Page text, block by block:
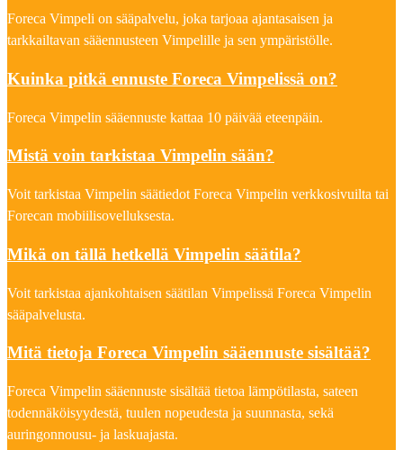
Foreca Vimpeli on sääpalvelu, joka tarjoaa ajantasaisen ja
tarkkailtavan sääennusteen Vimpelille ja sen ympäristölle.
Kuinka pitkä ennuste Foreca Vimpelissä on?
Foreca Vimpelin sääennuste kattaa 10 päivää eteenpäin.
Mistä voin tarkistaa Vimpelin sään?
Voit tarkistaa Vimpelin säätiedot Foreca Vimpelin verkkosivuilta tai
Forecan mobiilisovelluksesta.
Mikä on tällä hetkellä Vimpelin säätila?
Voit tarkistaa ajankohtaisen säätilan Vimpelissä Foreca Vimpelin
sääpalvelusta.
Mitä tietoja Foreca Vimpelin sääennuste sisältää?
Foreca Vimpelin sääennuste sisältää tietoa lämpötilasta, sateen
todennäköisyydestä, tuulen nopeudesta ja suunnasta, sekä
auringonnousu- ja laskuajasta.